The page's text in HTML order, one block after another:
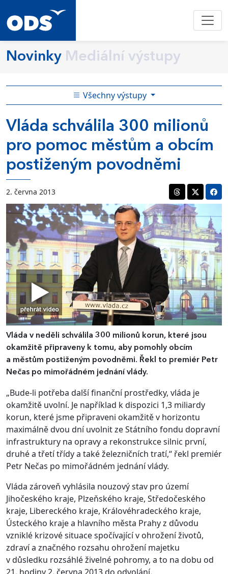
Novinky Mediální výstupy
Všechny výstupy
Vláda schválila 300 milionů
pro pomoc městům a obcím
postiženým povodněmi
2. června 2013
Vláda v neděli schválila 300 milionů korun, které jsou
okamžitě připraveny k tomu, aby pomohly obcím
a městům postiženým povodněmi. Řekl to premiér Petr
Nečas po mimořádném jednání vlády.
„Bude-li potřeba další finanční prostředky, vláda je
okamžitě uvolní. Je například k dispozici 1,3 miliardy
korun, které jsme připraveni okamžitě v horizontu
maximálně dvou dní uvolnit ze Státního fondu dopravní
infrastruktury na opravy a rekonstrukce silnic první,
druhé a třetí třídy a také železničních tratí,“ řekl premiér
Petr Nečas po mimořádném jednání vlády.
Vláda zároveň vyhlásila nouzový stav pro území
Jihočeského kraje, Plzeňského kraje, Středočeského
kraje, Libereckého kraje, Královéhradeckého kraje,
Ústeckého kraje a hlavního města Prahy z důvodu
vzniklé krizové situace spočívající v ohrožení životů,
zdraví a značného rozsahu ohrožení majetku
v důsledku rozsáhlé živelné pohromy, a to na dobu od